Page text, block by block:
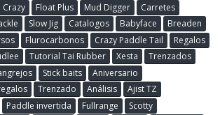
Crazy Float Plus Mud Digger
Carretes
Slow Jig Catalogos Babyface
Breaden
Flurocarbonos Crazy Paddle Tail
Regalos
Tutorial Tai Rubber Xesta
Trenzados
Stick baits
Aniversario
Trenzado Análisis
Ajist TZ
Paddle invertida Fullrange
Scotty